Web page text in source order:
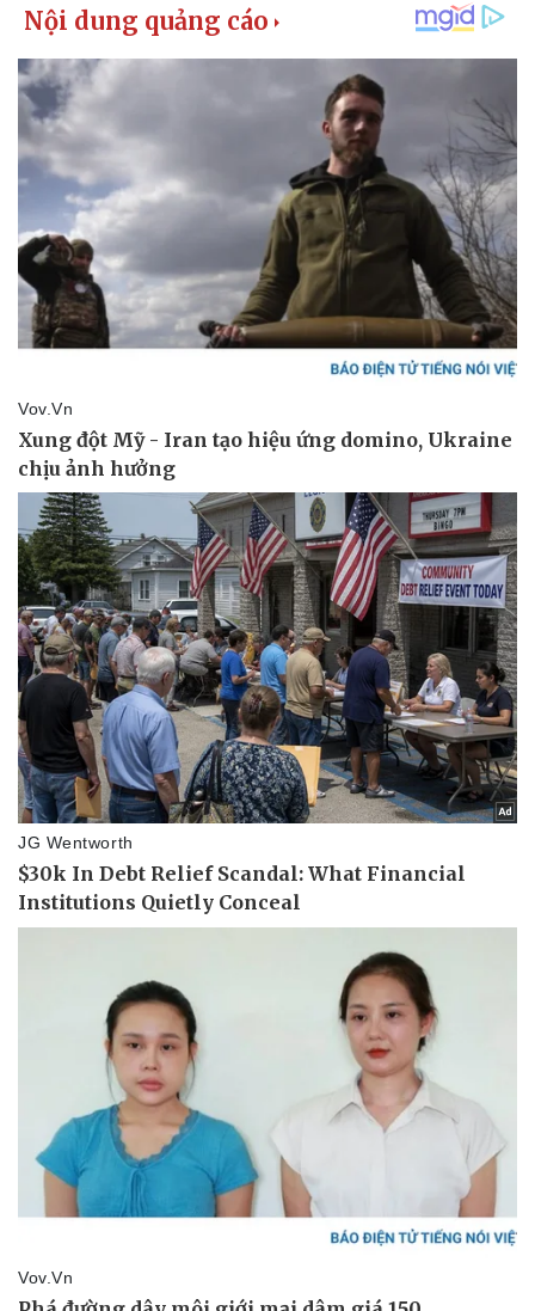
Kinh tế
Bất động sản
Khởi nghiệp
Giá vàng
Tỷ giá
Chứng khoán
Giá cà phê